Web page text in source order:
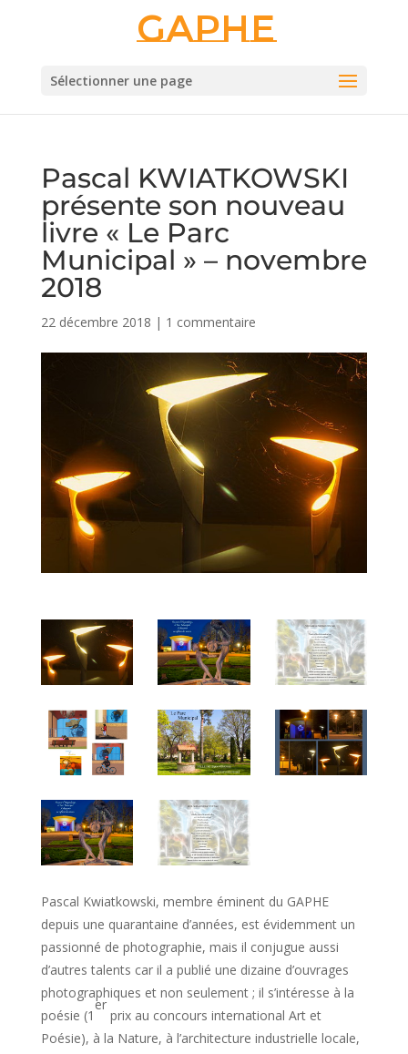
Gaphe
Sélectionner une page
Pascal KWIATKOWSKI
présente son nouveau
livre « Le Parc
Municipal » – novembre
2018
22 décembre 2018 | 1 commentaire
Pascal Kwiatkowski, membre éminent du GAPHE
depuis une quarantaine d’années, est évidemment un
passionné de photographie, mais il conjugue aussi
d’autres talents car il a publié une dizaine d’ouvrages
photographiques et non seulement ; il s’intéresse à la
poésie (1
er
prix au concours international Art et
Poésie), à la Nature, à l’architecture industrielle locale,